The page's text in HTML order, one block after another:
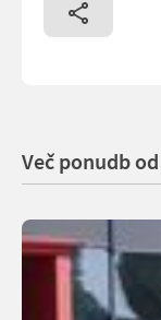
Več ponudb